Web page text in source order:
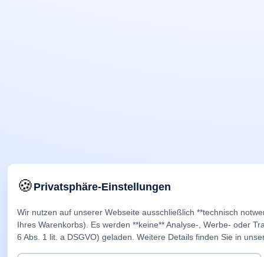
🍪Privatsphäre-Einstellungen
Wir nutzen auf unserer Webseite ausschließlich **technisch
Ihres Warenkorbs). Es werden **keine** Analyse-, Werbe- oder
6 Abs. 1 lit. a DSGVO) geladen. Weitere Details finden Sie in